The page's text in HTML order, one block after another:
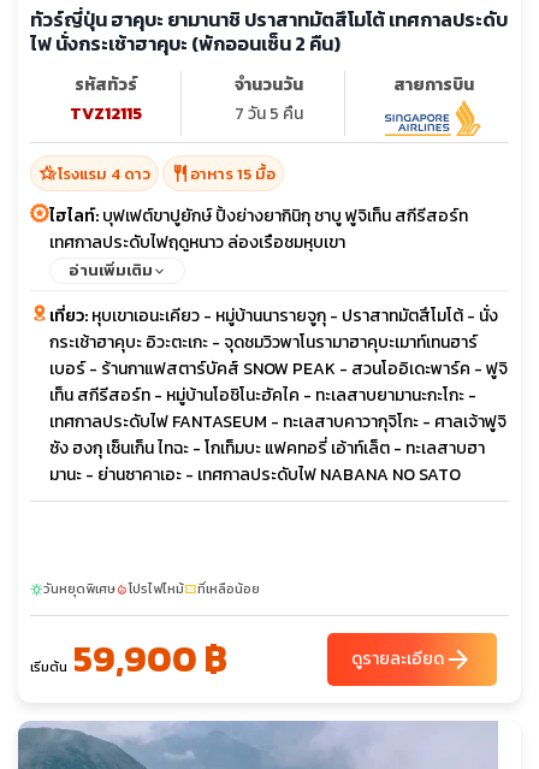
ทัวร์ญี่ปุ่น ฮาคุบะ ยามานาชิ ปราสาทมัตสึโมโต้ เทศกาลประดับ
ไฟ นั่งกระเช้าฮาคุบะ (พักออนเซ็น 2 คืน)
รหัสทัวร์
TVZ12115
จำนวนวัน
7 วัน 5 คืน
สายการบิน
hotel_classโรงแรม 4 ดาว restaurant อาหาร 15 มื้อ
ไฮไลท์:บุฟเฟต์ขาปูยักษ์ ปิ้งย่างยากินิกุ ชาบู ฟูจิเท็น สกีรีสอร์ท
เทศกาลประดับไฟฤดูหนาว ล่องเรือชมหุบเขา
อ่านเพิ่มเติม
เที่ยว:หุบเขาเอนะเคียว - หมู่บ้านนารายจูกุ - ปราสาทมัตสึโมโต้ - นั่ง
กระเช้าฮาคุบะ อิวะตะเกะ - จุดชมวิวพาโนรามาฮาคุบะเมาท์เทนฮาร์
เบอร์ - ร้านกาแฟสตาร์บัคส์ SNOW PEAK - สวนโออิเดะพาร์ค - ฟูจิ
เท็น สกีรีสอร์ท - หมู่บ้านโอชิโนะฮัคไค - ทะเลสาบยามานะกะโกะ -
เทศกาลประดับไฟ FANTASEUM - ทะเลสาบคาวากุจิโกะ - ศาลเจ้าฟูจิ
ซัง ฮงกุ เซ็นเก็น ไทฉะ - โกเท็มบะ แฟคทอรี่ เอ้าท์เล็ต - ทะเลสาบฮา
มานะ - ย่านซาคาเอะ - เทศกาลประดับไฟ NABANA NO SATO
sunnyวันหยุดพิเศษlocal_fire_departmentโปรไฟไหม้confirmation_numberที่เหลือน้อย
เริ่มต้น 59,900 ฿ ดูรายละเอียดarrow_forward